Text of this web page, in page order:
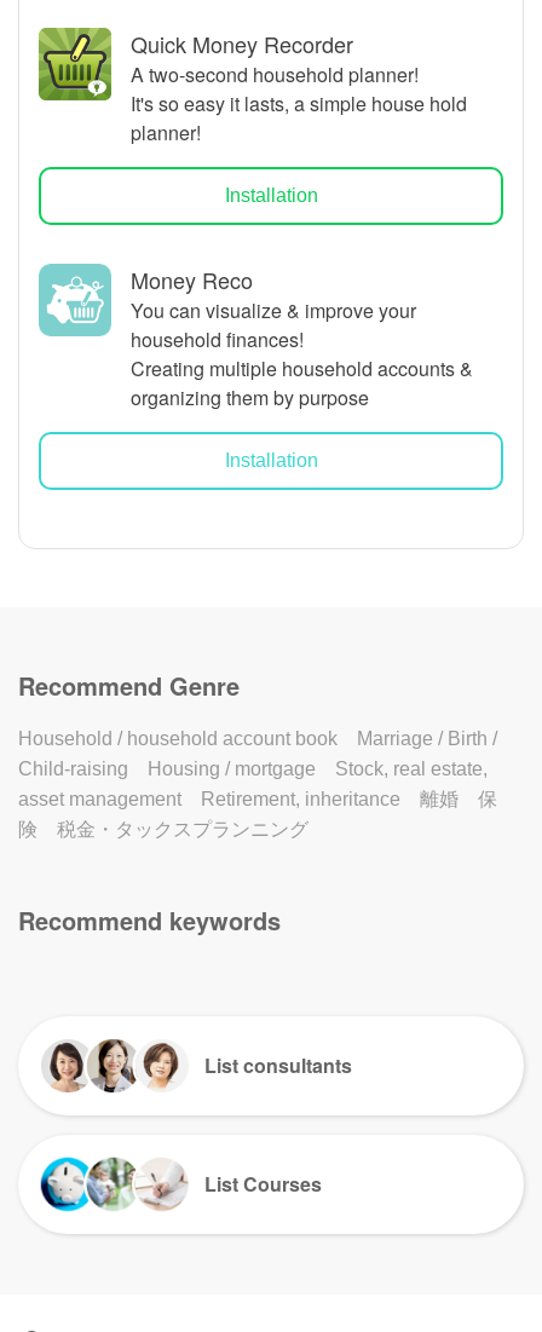
Quick Money Recorder
A two-second household planner!
It's so easy it lasts, a simple house hold
planner!
Installation
Money Reco
You can visualize & improve your
household finances!
Creating multiple household accounts &
organizing them by purpose
Installation
Recommend Genre
Household / household account book
Marriage / Birth /
Child-raising
Housing / mortgage
Stock, real estate,
asset management
Retirement, inheritance 離婚
保
険
税金・タックスプランニング
Recommend keywords
List consultants
List Courses